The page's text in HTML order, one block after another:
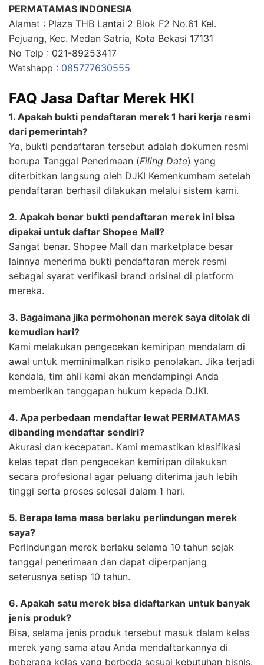
PERMATAMAS INDONESIA
Alamat : Plaza THB Lantai 2 Blok F2 No.61 Kel.
Pejuang, Kec. Medan Satria, Kota Bekasi 17131
No Telp : 021-89253417
Watshapp : 085777630555
FAQ Jasa Daftar Merek HKI
1. Apakah bukti pendaftaran merek 1 hari kerja resmi
dari pemerintah?
Ya, bukti pendaftaran tersebut adalah dokumen resmi
berupa Tanggal Penerimaan (Filing Date) yang
diterbitkan langsung oleh DJKI Kemenkumham setelah
pendaftaran berhasil dilakukan melalui sistem kami.
2. Apakah benar bukti pendaftaran merek ini bisa
dipakai untuk daftar Shopee Mall?
Sangat benar. Shopee Mall dan marketplace besar
lainnya menerima bukti pendaftaran merek resmi
sebagai syarat verifikasi brand orisinal di platform
mereka.
3. Bagaimana jika permohonan merek saya ditolak di
kemudian hari?
Kami melakukan pengecekan kemiripan mendalam di
awal untuk meminimalkan risiko penolakan. Jika terjadi
kendala, tim ahli kami akan mendampingi Anda
memberikan tanggapan hukum kepada DJKI.
4. Apa perbedaan mendaftar lewat PERMATAMAS
dibanding mendaftar sendiri?
Akurasi dan kecepatan. Kami memastikan klasifikasi
kelas tepat dan pengecekan kemiripan dilakukan
secara profesional agar peluang diterima jauh lebih
tinggi serta proses selesai dalam 1 hari.
5. Berapa lama masa berlaku perlindungan merek
saya?
Perlindungan merek berlaku selama 10 tahun sejak
tanggal penerimaan dan dapat diperpanjang
seterusnya setiap 10 tahun.
6. Apakah satu merek bisa didaftarkan untuk banyak
jenis produk?
Bisa, selama jenis produk tersebut masuk dalam kelas
merek yang sama atau Anda mendaftarkannya di
beberapa kelas yang berbeda sesuai kebutuhan bisnis.